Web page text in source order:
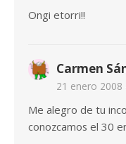
Ongi etorri!!
Carmen
21 enero 2008
Me alegro de tu
conozcamos el 30